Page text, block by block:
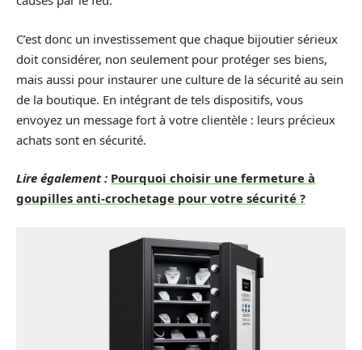
C’est donc un investissement que chaque bijoutier sérieux
doit considérer, non seulement pour protéger ses biens,
mais aussi pour instaurer une culture de la sécurité au sein
de la boutique. En intégrant de tels dispositifs, vous
envoyez un message fort à votre clientèle : leurs précieux
achats sont en sécurité.
Lire également : Pourquoi choisir une fermeture à
goupilles anti-crochetage pour votre sécurité ?